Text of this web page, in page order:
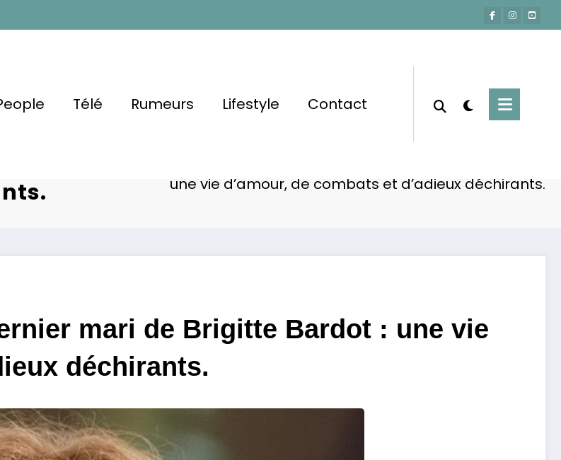
Télé Rumeurs Lifestyle Contact
Mari
une vie d’amour, de combats et d’adieux déchirants.
mari de Brigitte Bardot : une vie
déchirants.